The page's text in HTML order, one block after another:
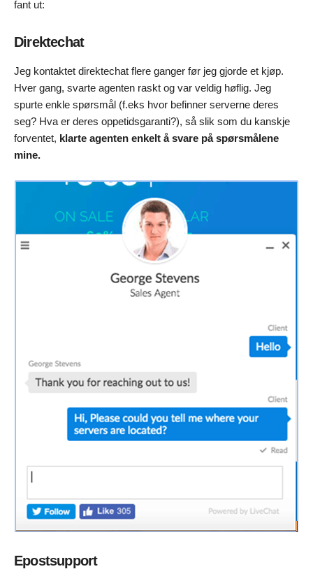
fant ut:
Direktechat
Jeg kontaktet direktechat flere ganger før jeg gjorde et kjøp.
Hver gang, svarte agenten raskt og var veldig høflig. Jeg
spurte enkle spørsmål (f.eks hvor befinner serverne deres
seg? Hva er deres oppetidsgaranti?), så slik som du kanskje
forventet, klarte agenten enkelt å svare på spørsmålene
mine.
Epostsupport